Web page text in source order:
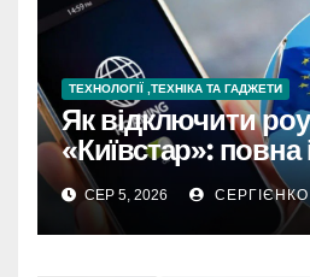
ТЕХНОЛОГІЇ ,ТЕХНІКА ТА ГАДЖЕТИ
Як відключити
«Київстар»: повна
2026 рік
СЕР 5, 2026